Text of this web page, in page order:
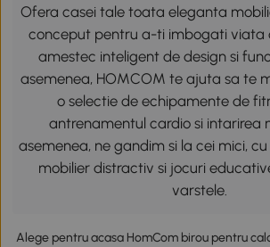
Ofera casei tale toata eleganta
conceput pentru a-ti imbogati viata
amestec inteligent de design si
asemenea, HOMCOM te ajuta sa te
o selectie de echipamente de
antrenamentul cardio si intarirea
asemenea, ne gandim si la cei mici,
mobilier distractiv si jocuri
varstele.
Alege pentru acasa HomCom birou pentru